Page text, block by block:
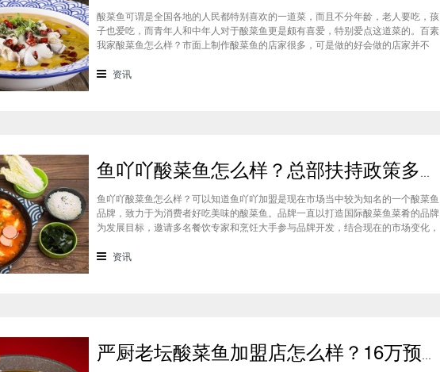
酸菜鱼可谓是全国各地的人民都特别喜欢的一道菜，而且不分年龄，老人要吃，孩
子也爱吃，而青年人和中年人对于酸菜鱼更是颇有喜爱，特别爱点这道菜的。百素
我家酸菜鱼怎么样？市面上制作酸菜鱼的店家很多，可是做的好会做的店家并不
鱼加盟。百素我家酸菜鱼怎么样？百素我家酸菜鱼是经典地道的川味酸菜鱼精品，
资讯
鱼吖吖酸菜鱼怎么样？总部扶持政策多更能安稳立店
鱼吖吖酸菜鱼怎么样？可以知道鱼吖吖加盟是现在市场当中较为知名的一个酸菜鱼
品牌，致力于为消费者好吃美味的酸菜鱼。品牌一直以打造国际酸菜鱼菜肴的品牌
为发展目标，邀请多名餐饮专家和烹饪大手参与品牌开发，结合现在的市场变化，
吖酸菜鱼怎么样？毫无疑问品牌的产品可是真材实料的。只有好口味的产品才能够
资讯
严厨老坛酸菜鱼加盟店怎么样？16万预算轻松开家美食店